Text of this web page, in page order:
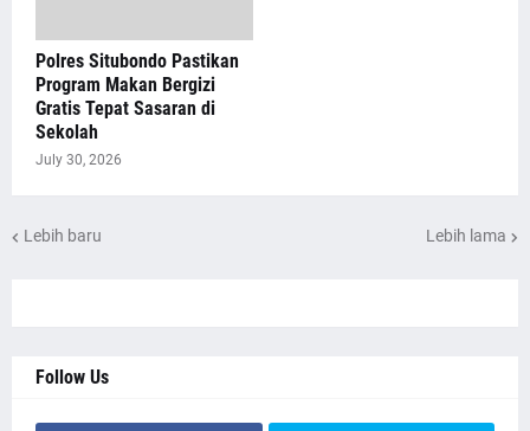
Polres Situbondo Pastikan
Program Makan Bergizi
Gratis Tepat Sasaran di
Sekolah
July 30, 2026
Lebih baru Lebih lama
Follow Us